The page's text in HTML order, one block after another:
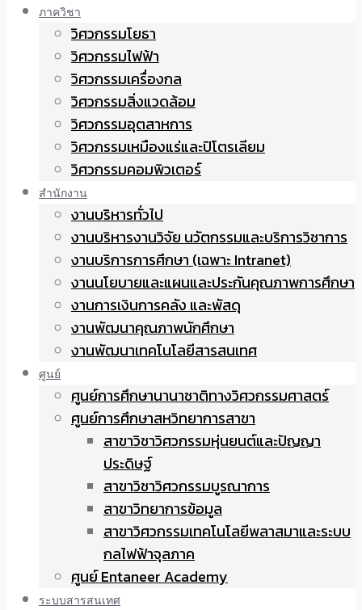
ภาควิชา
วิศวกรรมโยธา
วิศวกรรมไฟฟ้า
วิศวกรรมเครื่องกล
วิศวกรรมสิ่งแวดล้อม
วิศวกรรมอุตสาหการ
วิศวกรรมเหมืองแร่และปิโตรเลียม
วิศวกรรมคอมพิวเตอร์
สำนักงาน
งานบริหารทั่วไป
งานบริหารงานวิจัย นวัตกรรมและบริการวิชาการ
งานบริการการศึกษา (เฉพาะ Intranet)
งานนโยบายและแผนและประกันคุณภาพการศึกษา
งานการเงินการคลัง และพัสดุ
งานพัฒนาคุณภาพนักศึกษา
งานพัฒนาเทคโนโลยีสารสนเทศ
ศูนย์
ศูนย์การศึกษานานาชาติทางวิศวกรรมศาสตร์
ศูนย์การศึกษาสหวิทยาการสาขา
สาขาวิชาวิศวกรรมหุ่นยนต์และปัญญา
ประดิษฐ์
สาขาวิชาวิศวกรรมบูรณาการ
สาขาวิทยาการข้อมูล
สาขาวิศวกรรมเทคโนโลยีพลาสมาและระบบ
กลไฟฟ้าจุลภาค
ศูนย์ Entaneer Academy
ระบบสารสนเทศ